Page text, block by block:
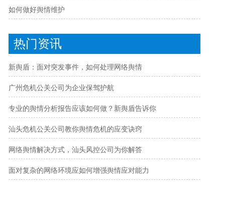
如何做好舆情维护
热门资讯
新舆盾：面对突发事件，如何处理网络舆情
广州危机公关公司为企业保驾护航
专业的舆情分析报告应该如何做？新舆盾告诉你
汕头危机公关公司教你舆情危机的应变诀窍
网络舆情解决方式，汕头风控公司为你解答
面对复杂的网络环境应如何增强舆情应对能力